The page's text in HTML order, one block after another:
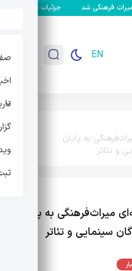
شد جزئیات سومین جشنواره
EN
به پایان
و تئاتر
میراث‌فرهنگی به پایان
سینمایی و تئاتر